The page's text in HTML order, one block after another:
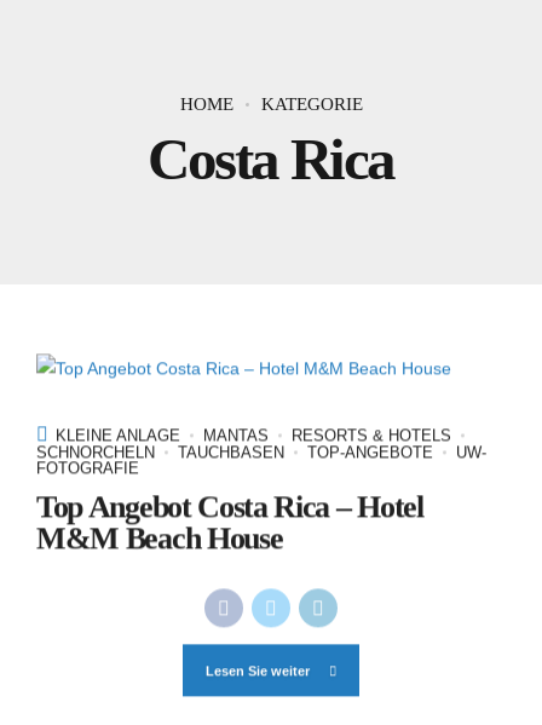
HOME KATEGORIE
Costa Rica
KLEINE ANLAGE MANTAS
RESORTS & HOTELS
SCHNORCHELN
TAUCHBASEN TOP-ANGEBOTE
UW-
FOTOGRAFIE
Top Angebot Costa Rica – Hotel
M&M Beach House
Lesen Sie weiter